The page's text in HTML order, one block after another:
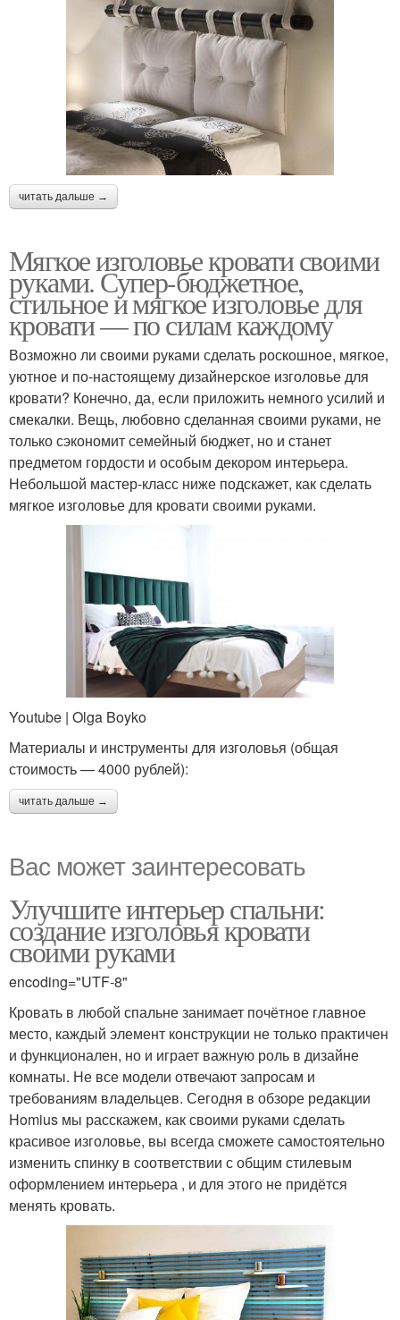
читать дальше →
Мягкое изголовье кровати своими
руками. Супер-бюджетное,
стильное и мягкое изголовье для
кровати — по силам каждому
Возможно ли своими руками сделать роскошное, мягкое,
уютное и по-настоящему дизайнерское изголовье для
кровати? Конечно, да, если приложить немного усилий и
смекалки. Вещь, любовно сделанная своими руками, не
только сэкономит семейный бюджет, но и станет
предметом гордости и особым декором интерьера.
Небольшой мастер-класс ниже подскажет, как сделать
мягкое изголовье для кровати своими руками.
Youtube | Olga Boyko
Материалы и инструменты для изголовья (общая
стоимость — 4000 рублей):
читать дальше →
Вас может заинтересовать
Улучшите интерьер спальни:
создание изголовья кровати
своими руками
encoding="UTF-8"
Кровать в любой спальне занимает почётное главное
место, каждый элемент конструкции не только практичен
и функционален, но и играет важную роль в дизайне
комнаты. Не все модели отвечают запросам и
требованиям владельцев. Сегодня в обзоре редакции
Homius мы расскажем, как своими руками сделать
красивое изголовье, вы всегда сможете самостоятельно
изменить спинку в соответствии с общим стилевым
оформлением интерьера , и для этого не придётся
менять кровать.